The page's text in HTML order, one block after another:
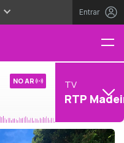
Entrar
NO AR TV
RTP